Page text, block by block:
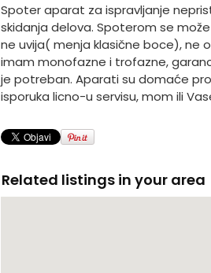
Spoter aparat za ispravljanje
skidanja delova. Spoterom se
ne uvija( menja klasične boce), ne
imam monofazne i trofazne,
je potreban. Aparati su domaće
isporuka licno-u servisu, mom ili
Related listings in your area